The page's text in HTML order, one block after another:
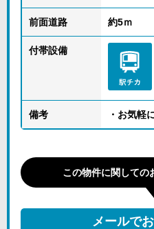
前面道路 約5ｍ
付帯設備
備考 ・お気軽
この物件に関しての
メールで